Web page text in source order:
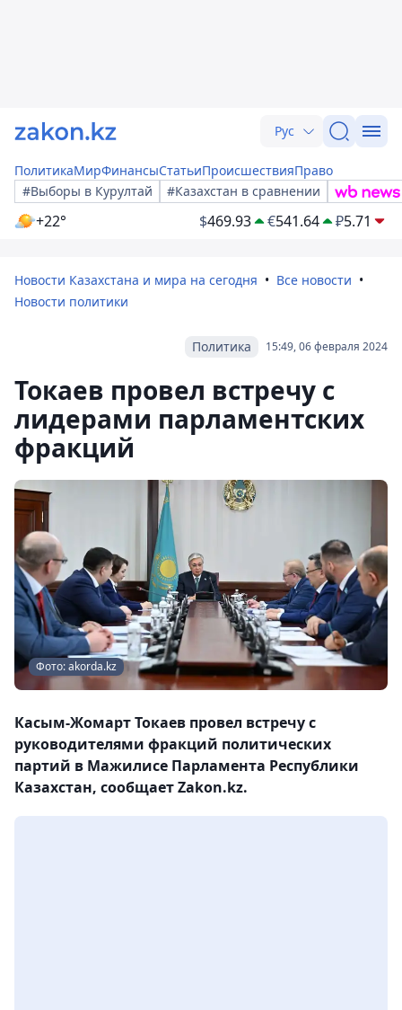
Рус
ПолитикаМирФинансыСтатьиПроисшествияПраво
#Выборы в Курултай
#Казахстан в сравнении
+22° $469.93 €541.64 ₽5.71
Новости Казахстана и мира на сегодня
Все новости
Новости политики
15:49, 06 февраля 2024
Политика
Токаев провел встречу с
лидерами парламентских
фракций
Фото: akorda.kz
Касым-Жомарт Токаев провел встречу с
руководителями фракций политических
партий в Мажилисе Парламента Республики
Казахстан, сообщает Zakon.kz.